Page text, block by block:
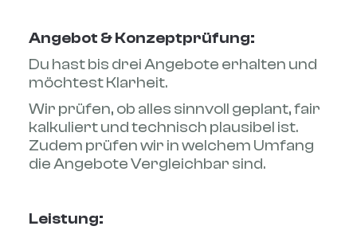
Angebot & Konzeptprüfung:
Du hast bis drei Angebote erhalten und
möchtest Klarheit.
Wir prüfen, ob alles sinnvoll geplant, fair
kalkuliert und technisch plausibel ist.
Zudem prüfen wir in welchem Umfang
die Angebote Vergleichbar sind.
Leistung: